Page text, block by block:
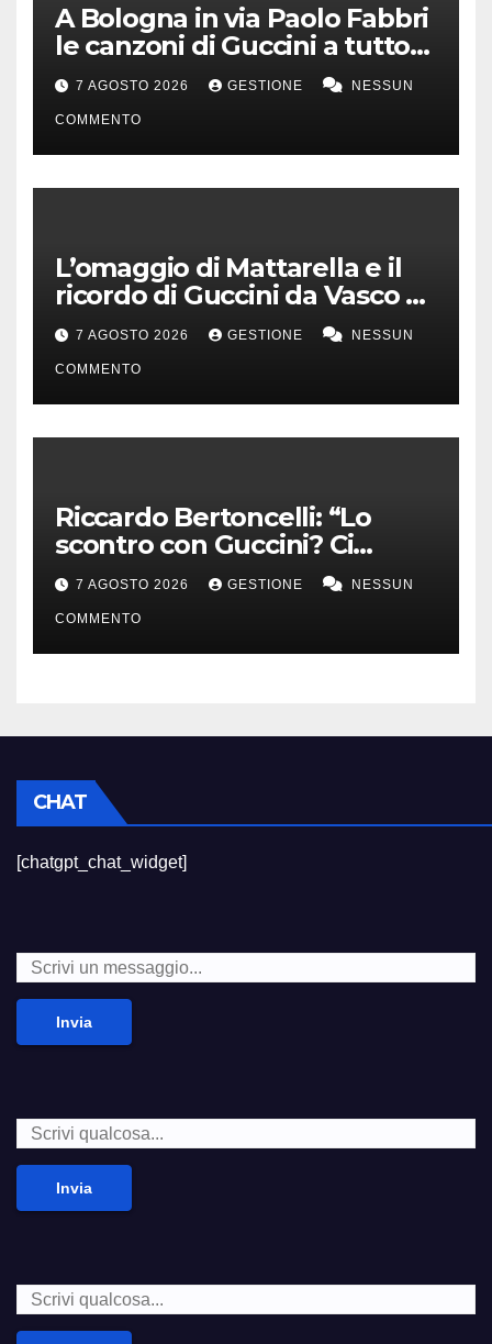
A Bologna in via Paolo Fabbri
le canzoni di Guccini a tutto
volume
7 AGOSTO 2026 GESTIONE NESSUN
COMMENTO
L’omaggio di Mattarella e il
ricordo di Guccini da Vasco a
Milo Manara
7 AGOSTO 2026 GESTIONE NESSUN
COMMENTO
Riccardo Bertoncelli: “Lo
scontro con Guccini? Ci
volevamo bene”
7 AGOSTO 2026 GESTIONE NESSUN
COMMENTO
CHAT
[chatgpt_chat_widget]
Invia
Invia